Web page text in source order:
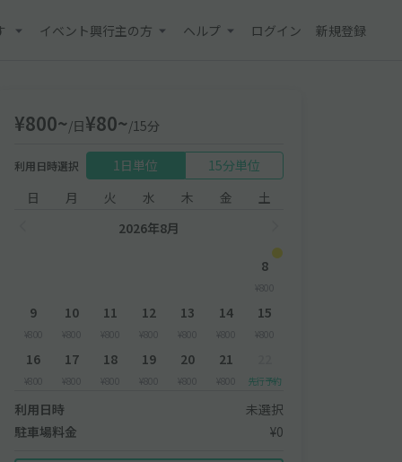
イベント興行主の方 ヘルプ ログイン 新規登録
¥800~/日¥80~/15分
利用日時選択 1日単位
15分単位
日
月 火 水 木 金
土
2026年8月
8
¥800
9
¥800
10
¥800
11
¥800
12
¥800
13
¥800
14
¥800
15
¥800
16
¥800
17
¥800
18
¥800
19
¥800
20
¥800
21
¥800 先行予約
利用日時
未選択
駐車場料金
¥0